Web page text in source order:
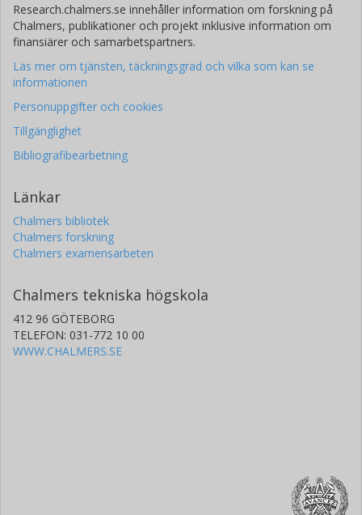
Research.chalmers.se innehåller information om forskning på
Chalmers, publikationer och projekt inklusive information om
finansiärer och samarbetspartners.
Läs mer om tjänsten, täckningsgrad och vilka som kan se
informationen
Personuppgifter och cookies
Tillgänglighet
Bibliografibearbetning
Länkar
Chalmers bibliotek
Chalmers forskning
Chalmers examensarbeten
Chalmers tekniska högskola
412 96 GÖTEBORG
TELEFON: 031-772 10 00
WWW.CHALMERS.SE